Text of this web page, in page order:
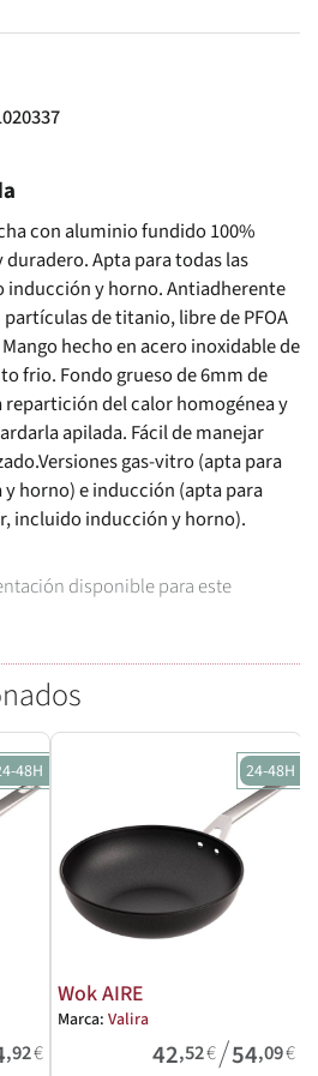
con aluminio fundido 100%
Apta para todas las
inducción y horno. Antiadherente
de titanio, libre de PFOA
hecho en acero inoxidable de
frio. Fondo grueso de 6mm de
del calor homogénea y
apilada. Fácil de manejar
gas-vitro (apta para
horno) e inducción (apta para
incluido inducción y horno).
disponible para este
48H
,92€
24-48H
Wok AIRE
Marca: Valira
42,52€/54,09€